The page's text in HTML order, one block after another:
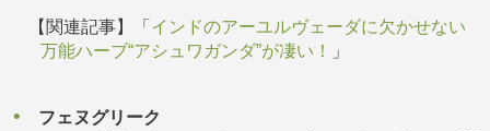
【関連記事】「 インドのアーユルヴェーダに欠かせない
万能ハーブ“アシュワガンダ”が凄い！
」
フェヌグリーク